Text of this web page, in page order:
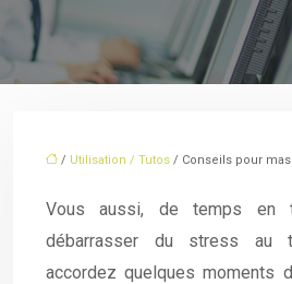
/ Utilisation / Tutos / Conseils pour
Vous aussi, de temps en
débarrasser du stress au
accordez quelques moments